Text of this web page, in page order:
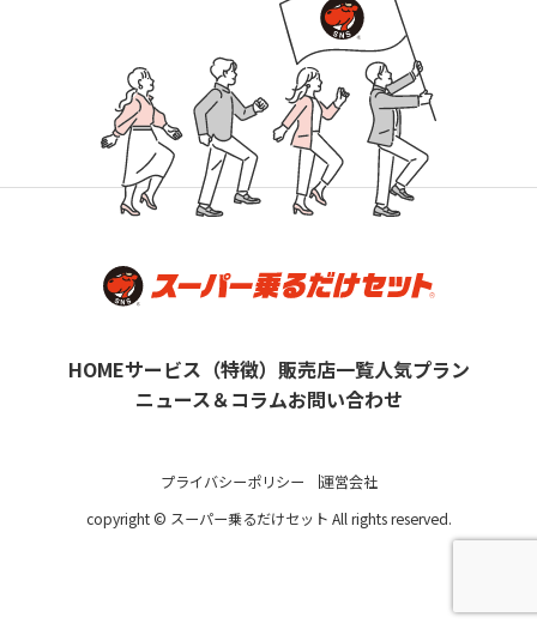
HOMEサービス（特徴） 販売店一覧人気プラン
ニュース＆コラムお問い合わせ
プライバシーポリシー
運営会社
copyright © スーパー乗るだけセット All rights reserved.